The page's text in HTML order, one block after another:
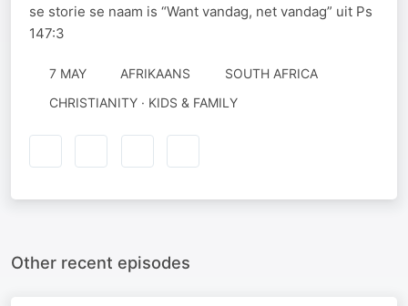
se storie se naam is “Want vandag, net vandag” uit Ps
147:3
7 MAY AFRIKAANS
SOUTH AFRICA
CHRISTIANITY · KIDS & FAMILY
Other recent episodes